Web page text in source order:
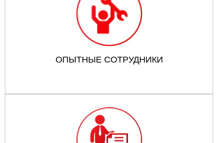
ОПЫТНЫЕ СОТРУДНИКИ